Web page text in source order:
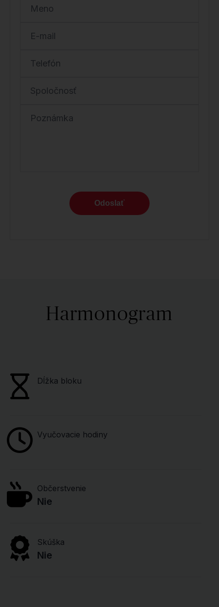
Meno
E-mail
Telefón
Spoločnosť
Poznámka
Odoslať
Harmonogram
Dĺžka bloku
Vyučovacie hodiny
Občerstvenie
Nie
Skúška
Nie